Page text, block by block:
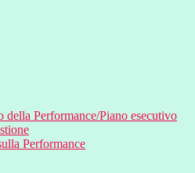
della Performance/Piano esecutivo
Performance